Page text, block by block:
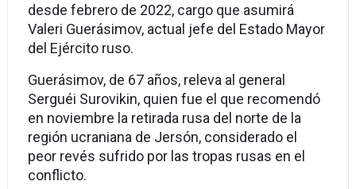
desde febrero de 2022, cargo que asumirá
Valeri Guerásimov, actual jefe del Estado Mayor
del Ejército ruso.
Guerásimov, de 67 años, releva al general
Serguéi Surovikin, quien fue el que recomendó
en noviembre la retirada rusa del norte de la
región ucraniana de Jersón, considerado el
peor revés sufrido por las tropas rusas en el
conflicto.